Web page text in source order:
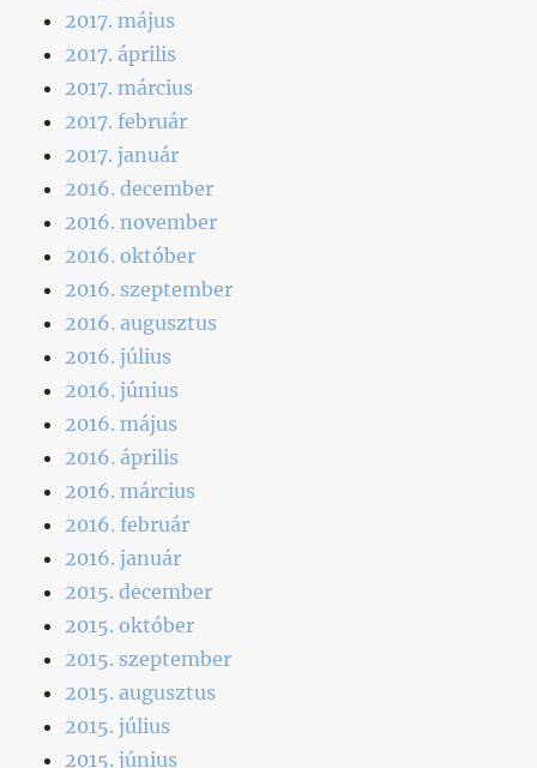
2017. május
2017. április
2017. március
2017. február
2017. január
2016. december
2016. november
2016. október
2016. szeptember
2016. augusztus
2016. július
2016. június
2016. május
2016. április
2016. március
2016. február
2016. január
2015. december
2015. október
2015. szeptember
2015. augusztus
2015. július
2015. június